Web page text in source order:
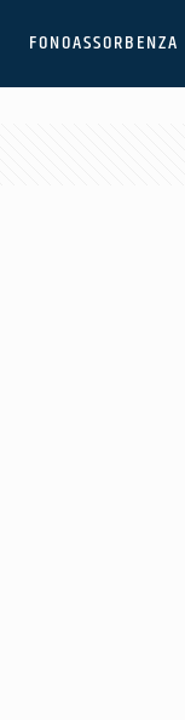
FONOASSORBENZA